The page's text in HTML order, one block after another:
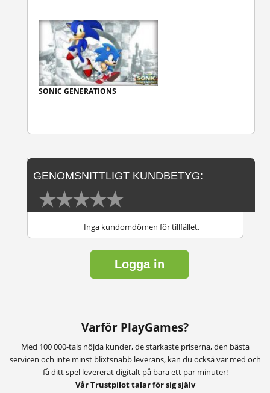
SONIC GENERATIONS
GENOMSNITTLIGT KUNDBETYG:
Inga kundomdömen för tillfället.
Logga in
Varför PlayGames?
Med 100 000-tals nöjda kunder, de starkaste priserna, den bästa
servicen och inte minst blixtsnabb leverans, kan du också var med och
få ditt spel levererat digitalt på bara ett par minuter!
Vår Trustpilot talar för sig själv